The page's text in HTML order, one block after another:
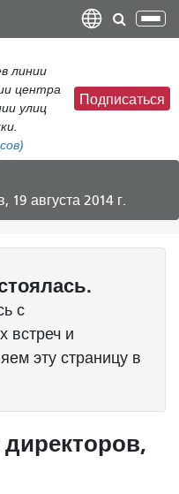
линии
центра
улиц
Подписаться
19 августа 2014 г.
с
встреч и
эту страницу в